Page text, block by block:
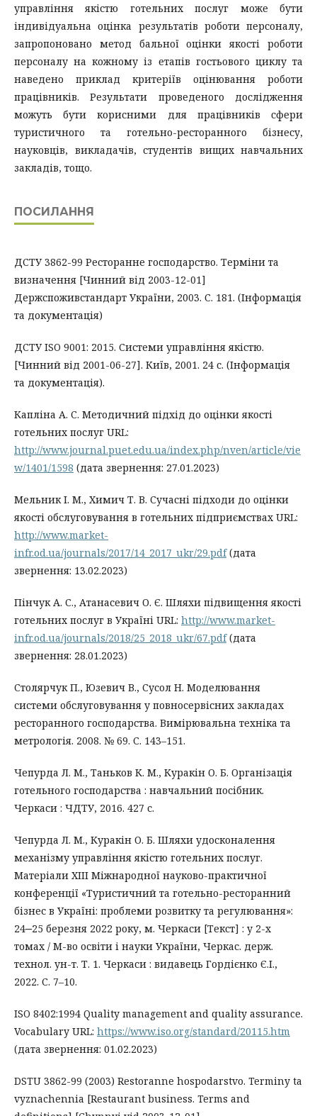
управління якістю готельних послуг може бути
індивідуальна оцінка результатів роботи персоналу,
запропоновано метод бальної оцінки якості роботи
персоналу на кожному із етапів гостьового циклу та
наведено приклад критеріїв оцінювання роботи
працівників. Результати проведеного дослідження
можуть бути корисними для працівників сфери
туристичного та готельно-ресторанного бізнесу,
науковців, викладачів, студентів вищих навчальних
закладів, тощо.
ПОСИЛАННЯ
ДСТУ 3862-99 Ресторанне господарство. Терміни та
визначення [Чинний від 2003-12-01]
Держспоживстандарт України, 2003. С. 181. (Інформація
та документація)
ДСТУ ISO 9001: 2015. Системи управління якістю.
[Чинний від 2001-06-27]. Київ, 2001. 24 с. (Інформація
та документація).
Капліна А. С. Методичний підхід до оцінки якості
готельних послуг URL:
http://www.journal.puet.edu.ua/index.php/nven/article/vie
w/1401/1598 (дата звернення: 27.01.2023)
Мельник І. М., Химич Т. В. Сучасні підходи до оцінки
якості обслуговування в готельних підприємствах URL:
http://www.market-
infr.od.ua/journals/2017/14_2017_ukr/29.pdf(дата
звернення: 13.02.2023)
Пінчук А. С., Атанасевич О. Є. Шляхи підвищення якості
готельних послуг в Україні URL: http://www.market-
infr.od.ua/journals/2018/25_2018_ukr/67.pdf(дата
звернення: 28.01.2023)
Столярчук П., Юзевич В., Сусол Н. Моделювання
системи обслуговування у повносервісних закладах
ресторанного господарства. Вимірювальна техніка та
метрологія. 2008. № 69. С. 143–151.
Чепурда Л. М., Таньков К. М., Куракін О. Б. Організація
готельного господарства : навчальний посібник.
Черкаси : ЧДТУ, 2016. 427 с.
Чепурда Л. М., Куракін О. Б. Шляхи удосконалення
механізму управління якістю готельних послуг.
Матеріали ХІІІ Міжнародної науково-практичної
конференції «Туристичний та готельно-ресторанний
бізнес в Україні: проблеми розвитку та регулювання»:
24‒25 березня 2022 року, м. Черкаси [Текст] : у 2-х
томах / М-во освіти і науки України, Черкас. держ.
технол. ун-т. Т. 1. Черкаси : видавець Гордієнко Є.І.,
2022. С. 7–10.
ISO 8402:1994 Quality management and quality assurance.
Vocabulary URL: https://www.iso.org/standard/20115.htm
(дата звернення: 01.02.2023)
DSTU 3862-99 (2003) Restoranne hospodarstvo. Terminy ta
vyznachennia [Restaurant business. Terms and